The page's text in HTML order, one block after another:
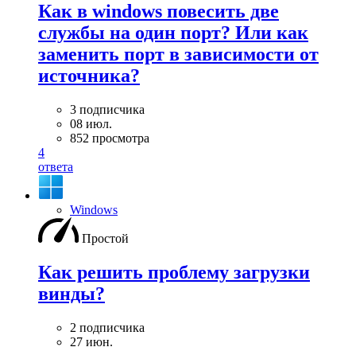
Как в windows повесить две
службы на один порт? Или как
заменить порт в зависимости от
источника?
3 подписчика
08 июл.
852 просмотра
4
ответа
Windows
Простой
Как решить проблему загрузки
винды?
2 подписчика
27 июн.